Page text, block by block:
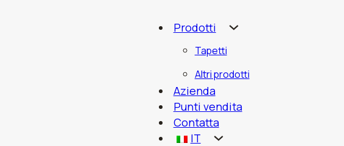
Prodotti
Tapetti
Altri prodotti
Azienda
Punti vendita
Contatta
IT